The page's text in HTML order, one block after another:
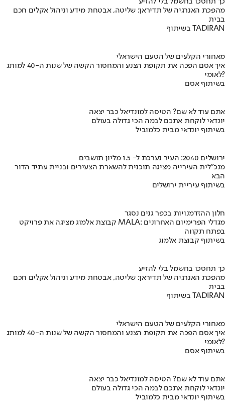
מהפכת האנרגיה של תדיראן: שליטה, אבטחת מידע וניהול אקלים חכם
בבית
בשיתוף TADIRAN
מאחורי הקלעים של הטעם הישראלי
איך אסם הפכה את תקופת הצנע והמחסור הקשה של שנות ה-40 למותג
לאומי?
בשיתוף אסם
אתם עוד לא שם? הטיסה למונדיאל כבר יצאה
יונדאי לוקחת אתכם לבמה הכי גדולה בעולם
בשיתוף יונדאי מבית כלמוביל
ירושלים 2040: העיר נערכת ל- 1.5 מליון תושבים
מנכ"לית העירייה מציגה תוכנית להשארת הצעירים ובניית עתיד הדור
הבא
בשיתוף עיריית ירושלים
חלון ההזדמנויות בכפר גנים נסגר
קבוצת אלמוג מציגה את פרויקט MALA: מגדלי הפרימיום האחרונים
בפתח תקווה
בשיתוף קבוצת אלמוג
כך תחסכו בחשמל בלי להזיע
מהפכת האנרגיה של תדיראן: שליטה, אבטחת מידע וניהול אקלים חכם
בבית
בשיתוף TADIRAN
מאחורי הקלעים של הטעם הישראלי
איך אסם הפכה את תקופת הצנע והמחסור הקשה של שנות ה-40 למותג
לאומי?
בשיתוף אסם
אתם עוד לא שם? הטיסה למונדיאל כבר יצאה
יונדאי לוקחת אתכם לבמה הכי גדולה בעולם
בשיתוף יונדאי מבית כלמוביל